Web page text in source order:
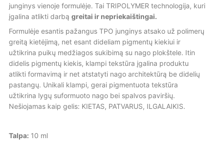
junginys vienoje formulėje. Tai TRIPOLYMER technologija, kuri
įgalina atlikti darbą greitai ir nepriekaištingai.
Formulėje esantis pažangus TPO junginys atsako už polimerų
greitą kietėjimą, net esant dideliam pigmentų kiekiui ir
užtikrina puikų medžiagos sukibimą su nago plokštele. Itin
didelis pigmentų kiekis, klampi tekstūra įgalina produktu
atlikti formavimą ir net atstatyti nago architektūrą be didelių
pastangų. Unikali klampi, gerai pigmentuota tekstūra
užtikrina lygų suformuoto nago bei spalvos paviršių.
Nešiojamas kaip gelis: KIETAS, PATVARUS, ILGALAIKIS.
Talpa: 10 ml